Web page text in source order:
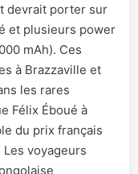
devrait porter sur
et plusieurs power
mAh). Ces
à Brazzaville et
les rares
Félix Éboué à
du prix français
voyageurs